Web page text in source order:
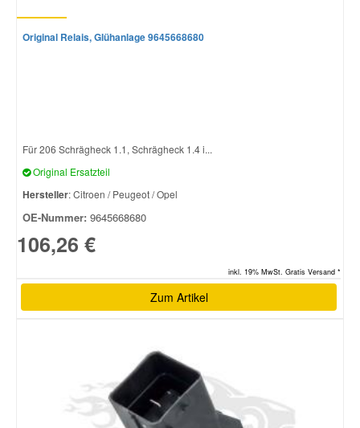
Original Relais, Glühanlage 9645668680
Für 206 Schrägheck 1.1, Schrägheck 1.4 i...
Original Ersatzteil
Hersteller: Citroen / Peugeot / Opel
OE-Nummer: 9645668680
106,26 €
inkl. 19% MwSt. Gratis Versand *
Zum Artikel